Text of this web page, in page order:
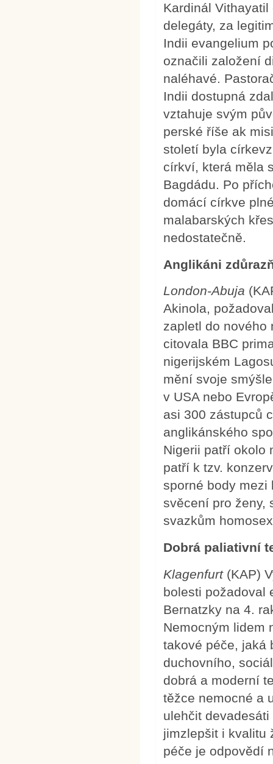
Kardinál
delegáty, za
Indii evangelium
označili založení
naléhavé.
Indii dostupná
vztahuje svým
perské říše ak
století byla
církví, která měla
Bagdádu. Po
domácí církve
malabarských
nedostatečně.
Anglikáni
London-Abuja
Akinola,
zapletl do nového
citovala BBC
nigerijském
mění svoje
v USA nebo
asi 300 zástupců
anglikánského
Nigerii patří okolo
patří k tzv.
sporné body mezi
svěcení pro ženy,
svazkům
Dobrá paliativní
Klagenfurt (KAP)
bolesti požadoval
Bernatzky na 4.
Nemocným lidem
takové péče, jaká
duchovního,
dobrá a moderní
těžce nemocné a
ulehčit
jimzlepšit i kvalitu
péče je odpovědí